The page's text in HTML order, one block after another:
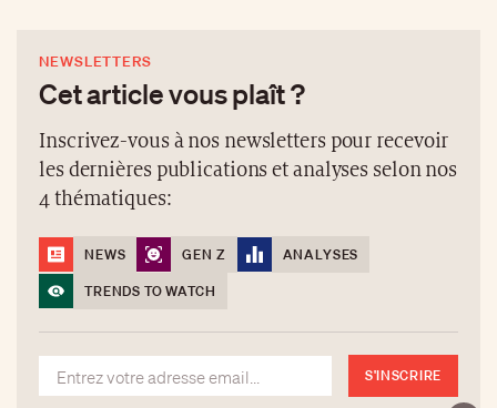
NEWSLETTERS
Cet article vous plaît ?
Inscrivez-vous à nos newsletters pour recevoir
les dernières publications et analyses selon nos
4 thématiques:
NEWS GEN Z
ANALYSES
TRENDS TO WATCH
S'INSCRIRE